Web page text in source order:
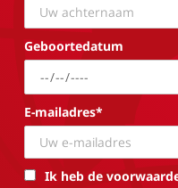
Geboortedatum
E-mailadres*
Ik heb de